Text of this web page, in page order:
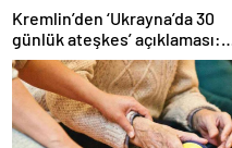
Kremlin’den ‘Ukrayna’da 30
günlük ateşkes’ açıklaması:
Bunu iyice düşünmeliyiz